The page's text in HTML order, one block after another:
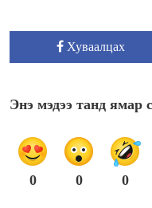
Хуваалцах
Энэ мэдээ танд ямар
0 0 0